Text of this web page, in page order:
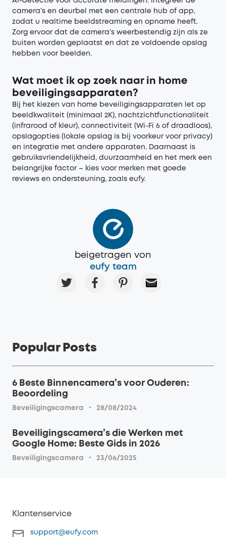
camera’s en deurbel met een centrale hub of app,
zodat u realtime beeldstreaming en opname heeft.
Zorg ervoor dat de camera’s weerbestendig zijn als ze
buiten worden geplaatst en dat ze voldoende opslag
hebben voor beelden.
Wat moet ik op zoek naar in home
beveiligingsapparaten?
Bij het kiezen van home beveiligingsapparaten let op
beeldkwaliteit (minimaal 2K), nachtzichtfunctionaliteit
(infrarood of kleur), connectiviteit (Wi-Fi 6 of draadloos),
opslagopties (lokale opslag is bij voorkeur voor privacy)
en integratie met andere apparaten. Daarnaast is
gebruiksvriendelijkheid, duurzaamheid en het merk een
belangrijke factor – kies voor merken met goede
reviews en ondersteuning, zoals eufy.
beigetragen von
eufy team
Popular Posts
6 Beste Binnencamera’s voor Ouderen:
Beoordeling
Beveiligingscamera · 28/08/2024
Beveiligingscamera’s die Werken met
Google Home: Beste Gids in 2026
Beveiligingscamera · 23/06/2025
Klantenservice
support@eufy.com